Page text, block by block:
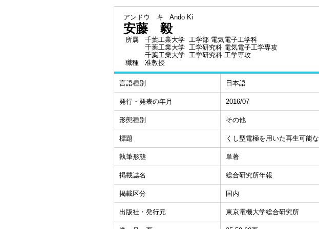
アンドウ キ Ando Ki
安藤 毅
所属
千葉工業大学 工学部 電気電子工学科
千葉工業大学 工学研究科 電気電子工学専攻
千葉工業大学 工学研究科 工学専攻
職種
准教授
言語種別 日本語
発行・発表の年月 2016/07
形態種別 その他
標題 くし型電極を用いた再生可能
執筆形態 単著
掲載誌名 総合研究所年報
掲載区分 国内
出版社・発行元 東京電機大学総合研究所